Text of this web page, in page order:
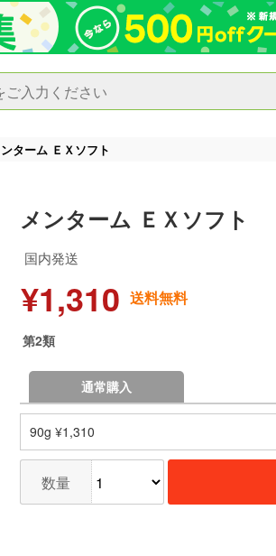
ターム ＥＸソフト
メンターム ＥＸソフト
国内発送
¥1,310 送料無料
第2類
通常購入
90g ¥1,310
数量